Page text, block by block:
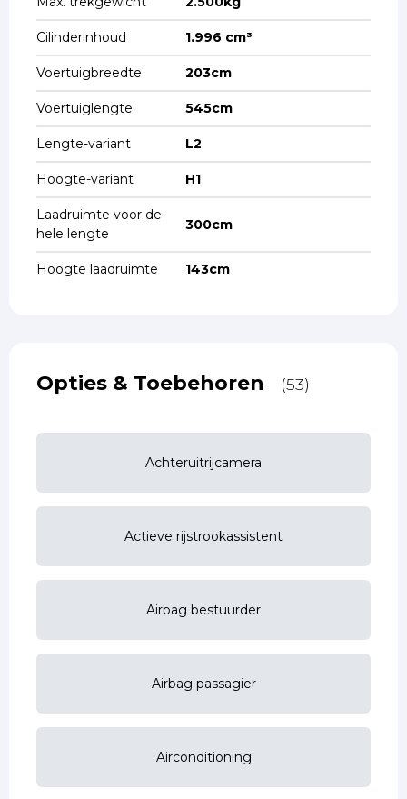
Cilinderinhoud 1.996 cm³
Voertuigbreedte 203cm
Voertuiglengte 545cm
Lengte-variant L2
Hoogte-variant H1
Laadruimte voor de
hele lengte
300cm
Hoogte laadruimte 143cm
Opties & Toebehoren (53)
Achteruitrijcamera
Actieve rijstrookassistent
Airbag bestuurder
Airbag passagier
Airconditioning